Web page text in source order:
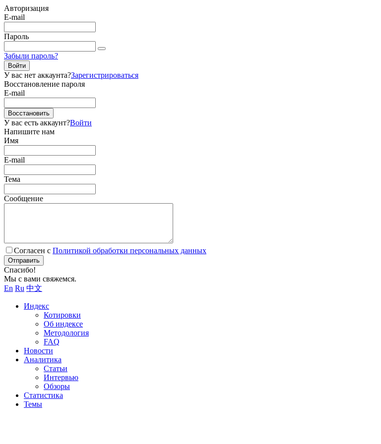
Авторизация
E-mail
Пароль
Забыли пароль?
Войти
У вас нет аккаунта?Зарегистрироваться
Восстановление пароля
E-mail
Восстановить
У вас есть аккаунт?Войти
Напишите нам
Имя
E-mail
Тема
Сообщение
Согласен с Политикой обработки персональных данных
Отправить
Спасибо!
Мы с вами свяжемся.
En Ru 中文
Индекс
Котировки
Об индексе
Методология
FAQ
Новости
Аналитика
Статьи
Интервью
Обзоры
Статистика
Темы